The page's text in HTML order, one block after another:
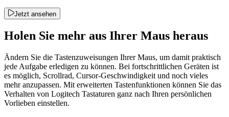
Jetzt ansehen
Holen Sie mehr aus Ihrer Maus heraus
Ändern Sie die Tastenzuweisungen Ihrer Maus, um damit praktisch
jede Aufgabe erledigen zu können. Bei fortschrittlichen Geräten ist
es möglich, Scrollrad, Cursor-Geschwindigkeit und noch vieles
mehr anzupassen. Mit erweiterten Tastenfunktionen können Sie das
Verhalten von Logitech Tastaturen ganz nach Ihren persönlichen
Vorlieben einstellen.